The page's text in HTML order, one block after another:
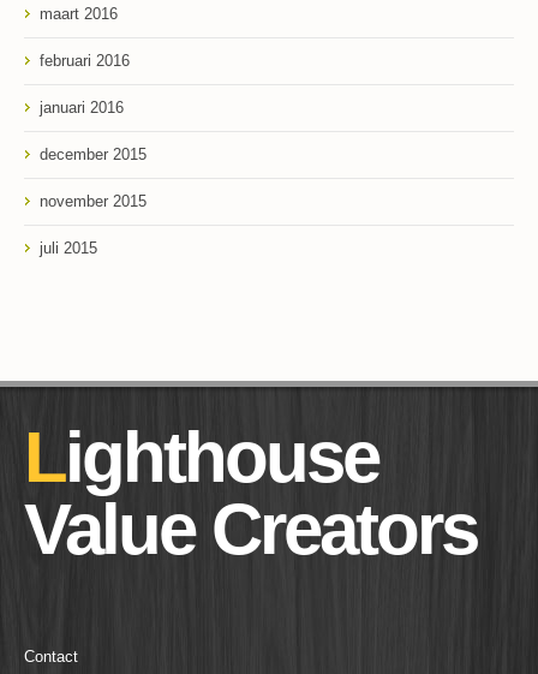
maart 2016
februari 2016
januari 2016
december 2015
november 2015
juli 2015
Lighthouse
Value Creators
Contact